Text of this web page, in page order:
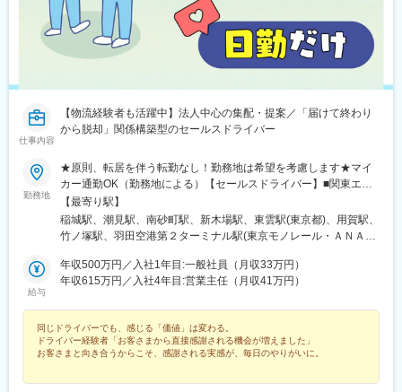
駅、萩駅、鳥取駅、三本松口駅、南瀬高駅、五郎丸駅、苅田駅、
赤間駅、伊賀駅、甘木駅(西鉄線)、新飯塚駅、橋本駅(福岡県)、貝
塚駅(福岡県)、雑餉隈駅、吉塚駅、西小倉駅、大塔駅、佐伯駅、豊
後豊岡駅、鶴崎駅、東中津駅、北友田駅、朝地駅、バルーンさが
駅、田代駅、東唐津駅、肥後大津駅、光の森駅、平成駅、西人吉
駅、三角駅、草道駅、志布志駅、姶良駅、米ノ津駅、古島駅、赤
嶺駅、てだこ浦西駅、南方駅(宮崎県)、高鍋駅、三股駅、東旭川
駅、倶知安駅、岩見沢駅、新富士駅(北海道)、根室駅、新川駅(北
海道)、環状通東駅、南郷１３丁目駅、問寒別駅、東室蘭駅、ほし
沼ノ端駅、八雲駅、鵡川駅、七重浜駅、磯分内駅、富良野駅、西
北見駅、名寄高校駅、桂台駅、遠軽駅、木古内駅、くりこま高原
駅、荒井駅(宮城県)、福田町駅、泉中央駅、古川駅、東白石駅、泉
駅(常磐線)、藤田駅、七日町駅、泉崎駅、中荒井駅、日立木駅、安
達駅、五百川駅、東酒田駅、高擶駅、置賜駅、山ノ目駅、花巻空
島駅、扇田駅、羽後四ツ屋駅、大曲駅(秋田県)、能代駅、西目駅、
金谷沢駅、田んぼアート駅、七戸十和田駅、新青森駅、小中野
仕事内容
【物流経験者も活躍中】法人中心の集配・提案／「届けて終わり
から脱却」関係構築型のセールスドライバー
勤務地
★原則、転居を伴う転勤なし！勤務地は希望を考慮します★マイ
カー通勤OK（勤務地による）【セールスドライバー】■関東エリ
ア東京、埼玉、神奈川、栃木、群馬、千葉、茨城■東海エリア愛
知、三重、岐阜、静岡■甲信越エリア新潟、長野、山梨■北陸エリ
ア石川、福井、富山■関西エリア大阪、兵庫、和歌山、奈良、京
根、岡山、山口、鳥取■九州エリア福岡、長崎、大分、佐賀、熊
本、鹿児島、沖縄、宮崎■北海道・東北エリア北海道、宮城、福
【最寄り駅】
稲城駅、潮見駅、南砂町駅、新木場駅、東雲駅(東京都)、用賀駅、
竹ノ塚駅、羽田空港第２ターミナル駅(東京モノレール・ＡＮＡ利
駅、八広駅、川口元郷駅、高坂駅、ふじみ野駅、新白岡駅、越谷
レイクタウン駅、新子安駅、鶴間駅、南町田グランベリーパーク
羅駅、岩宿駅、上州新屋駅、新前橋駅、渋川駅、駒形駅、細谷駅
(群馬県)、国吉駅、干潟駅、二俣新町駅、柏たなか駅、八千代中央
延方駅、常陸鴻巣駅、日立駅、佐古木駅、三河安城駅、萩原駅(愛
給与
年収500万円／入社1年目:一般社員（月収33万円）
年収615万円／入社4年目:営業主任（月収41万円）
同じドライバーでも、感じる「価値」は変わる。
ドライバー経験者「お客さまから直接感謝される機会が増えました」
お客さまと向き合うからこそ、感謝される実感が、毎日のやりがいに。